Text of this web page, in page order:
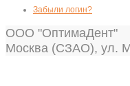
Забыли логин?
ООО "ОптимаДент"
Москва (СЗАО), ул.